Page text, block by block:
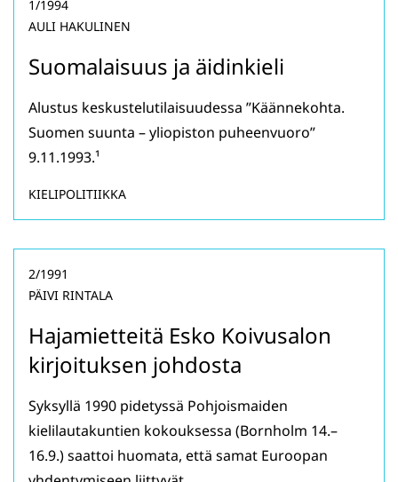
Suomalaisuus ja äidinkieli
1/1994
AULI HAKULINEN
Alustus keskustelutilaisuudessa ”Käännekohta.
Suomen suunta – yliopiston puheenvuoro”
9.11.1993.¹
KIELIPOLITIIKKA
Hajamietteitä Esko Koivusalon
kirjoituksen johdosta
2/1991
PÄIVI RINTALA
Syksyllä 1990 pidetyssä Pohjoismaiden
kielilautakuntien kokouksessa (Bornholm 14.–
16.9.) saattoi huomata, että samat Euroopan